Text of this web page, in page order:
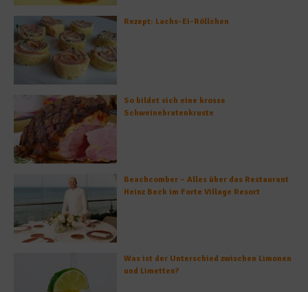
Rezept: Lachs-Ei-Röllchen
So bildet sich eine krosse
Schweinebratenkruste
Beachcomber – Alles über das Restaurant
Heinz Beck im Forte Village Resort
Was ist der Unterschied zwischen Limonen
und Limetten?